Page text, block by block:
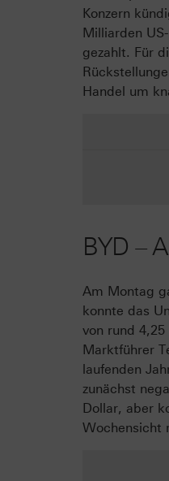
Konzern
Milliarden
gezahlt. Für
Handel um
BYD –
Am Montag
konnte das
von rund
Marktführer
laufenden
zunächst
Dollar, aber
Wochensicht